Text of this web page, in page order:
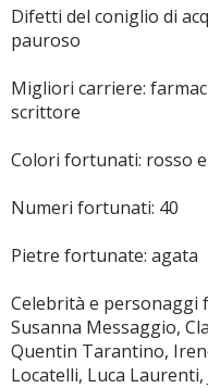
Difetti del coniglio di
pauroso
Migliori carriere:
scrittore
Colori fortunati: rosso
Numeri fortunati: 40
Pietre fortunate: agata
Celebrità e personaggi
Susanna Messaggio,
Quentin Tarantino,
Locatelli, Luca